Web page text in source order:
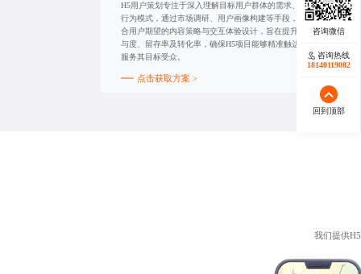
H5用户策划专注于深入理解目标用户群体的需求、偏好及
行为模式，通过市场调研、用户画像构建等手段，制定符
合用户期望的内容策略与交互体验设计，旨在提升用户参
与度、留存率及转化率，确保H5项目能够精准触达并有效
服务其目标受众。
点击获取方案 >
我们提供
咨询热线
18140119082
回到顶部